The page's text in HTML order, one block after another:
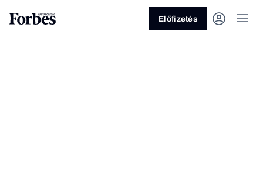
Előfizetés